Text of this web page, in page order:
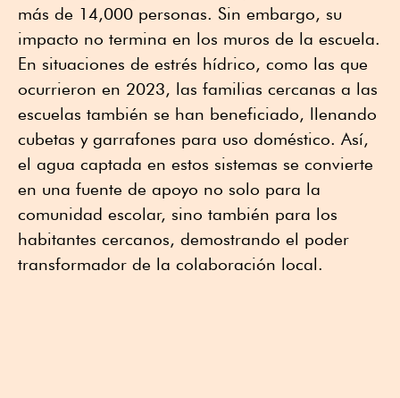
más de 14,000 personas. Sin embargo, su
impacto no termina en los muros de la escuela.
En situaciones de estrés hídrico, como las que
ocurrieron en 2023, las familias cercanas a las
escuelas también se han beneficiado, llenando
cubetas y garrafones para uso doméstico. Así,
el agua captada en estos sistemas se convierte
en una fuente de apoyo no solo para la
comunidad escolar, sino también para los
habitantes cercanos, demostrando el poder
transformador de la colaboración local.